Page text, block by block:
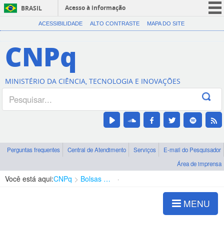
BRASIL
Acesso à informação
CORONAVÍRUS (COVID-19)
Canais
ACESSIBILIDADE ALTO CONTRASTE MAPA DO SITE
CNPq
MINISTÉRIO DA CIÊNCIA, TECNOLOGIA E INOVAÇÕES
Perguntas frequentes Central de Atendimento Serviços
E-mail do Pesquisador
Área de imprensa
Você está aqui:CNPq Bolsas e Auxílios Vigentes
MENU